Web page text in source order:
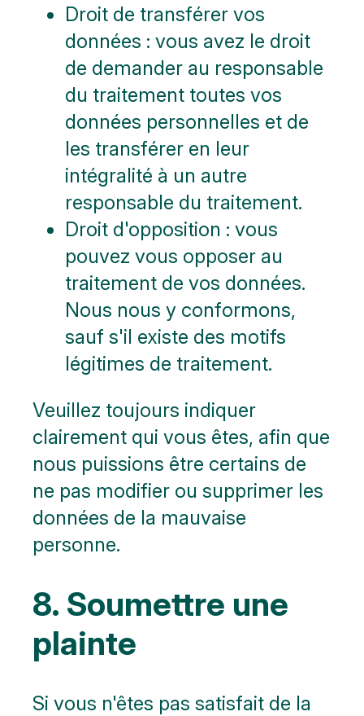
Droit de transférer vos
données : vous avez le droit
de demander au responsable
du traitement toutes vos
données personnelles et de
les transférer en leur
intégralité à un autre
responsable du traitement.
Droit d'opposition : vous
pouvez vous opposer au
traitement de vos données.
Nous nous y conformons,
sauf s'il existe des motifs
légitimes de traitement.
Veuillez toujours indiquer
clairement qui vous êtes, afin que
nous puissions être certains de
ne pas modifier ou supprimer les
données de la mauvaise
personne.
8. Soumettre une
plainte
Si vous n'êtes pas satisfait de la